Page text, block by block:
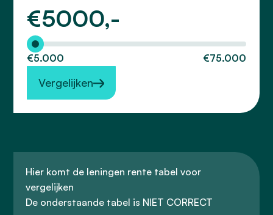
€5000,-
Hoeveel wilt u lenen?
€5.000 €75.000
Vergelijken
Hier komt de leningen rente tabel voor
vergelijken
De onderstaande tabel is NIET CORRECT